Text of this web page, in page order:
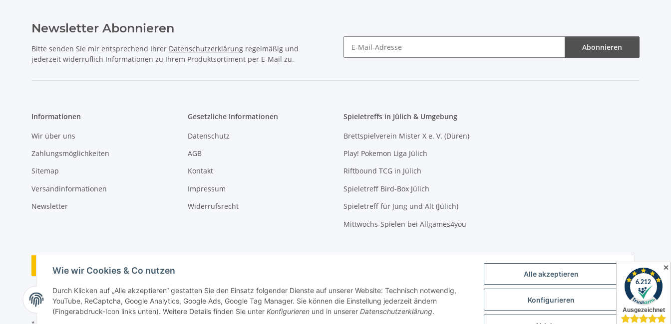
Alle akzeptieren
Konfigurieren
Wie wir Cookies & Co nutzen
Durch Klicken auf „Alle akzeptieren“ gestatten Sie den Einsatz folgender Dienste auf unserer Website: Technisch notwendig,
YouTube, ReCaptcha, Google Analytics, Google Ads, Google Tag Manager. Sie können die Einstellung jederzeit ändern
(Fingerabdruck-Icon links unten). Weitere Details finden Sie unter Konfigurieren und in unserer Datenschutzerklärung.
Newsletter Abonnieren
Bitte senden Sie mir entsprechend Ihrer Datenschutzerklärung regelmäßig und
jederzeit widerruflich Informationen zu Ihrem Produktsortiment per E-Mail zu.
Abonnieren
Informationen
Wir über uns
Zahlungsmöglichkeiten
Sitemap
Versandinformationen
Newsletter
Gesetzliche Informationen
Datenschutz
AGB
Kontakt
Impressum
Widerrufsrecht
Spieletreffs in Jülich & Umgebung
Brettspielverein Mister X e. V. (Düren)
Play! Pokemon Liga Jülich
Riftbound TCG in Jülich
Spieletreff Bird-Box Jülich
Spieletreff für Jung und Alt (Jülich)
Mittwochs-Spielen bei Allgames4you
Vertrag widerrufen ✕